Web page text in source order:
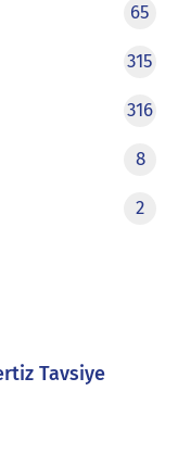
65
315
316
8
2
Tavsiye